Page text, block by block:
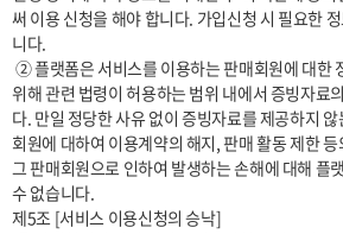
써 이용 신청을 해야 합니다. 가입신청 시 필요한
니다.
위해 관련 법령이 허용하는 범위 내에서 증빙자료
다. 만일 정당한 사유 없이 증빙자료를 제공하지
회원에 대하여 이용계약의 해지, 판매 활동 제한
그 판매회원으로 인하여 발생하는 손해에 대해 플
수 없습니다.
제5조 [서비스 이용신청의 승낙]